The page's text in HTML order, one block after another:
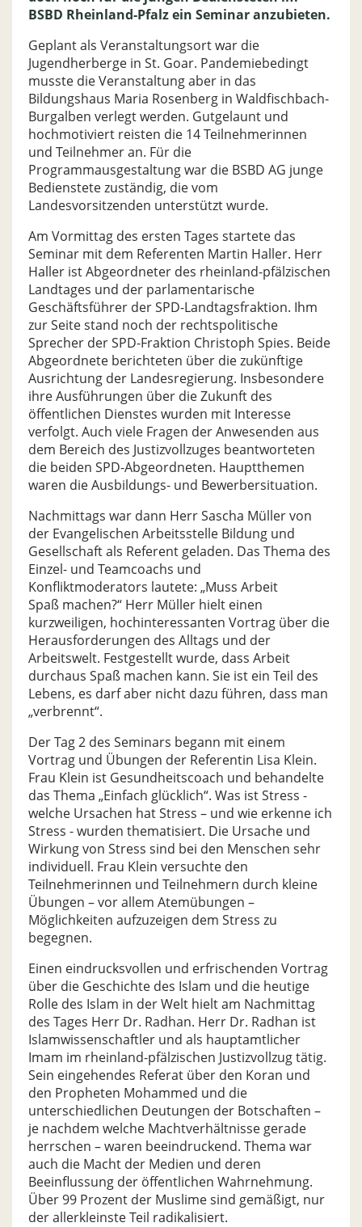
BSBD Rheinland-Pfalz ein Seminar anzubieten.
Geplant als Veranstaltungsort war die
Jugendherberge in St. Goar. Pandemiebedingt
musste die Veranstaltung aber in das
Bildungshaus Maria Rosenberg in Waldfischbach-
Burgalben verlegt werden. Gutgelaunt und
hochmotiviert reisten die 14 Teilnehmerinnen
und Teilnehmer an. Für die
Programmausgestaltung war die BSBD AG junge
Bedienstete zuständig, die vom
Landesvorsitzenden unterstützt wurde.
Am Vormittag des ersten Tages startete das
Seminar mit dem Referenten Martin Haller. Herr
Haller ist Abgeordneter des rheinland-pfälzischen
Landtages und der parlamentarische
Geschäftsführer der SPD-Landtagsfraktion. Ihm
zur Seite stand noch der rechtspolitische
Sprecher der SPD-Fraktion Christoph Spies. Beide
Abgeordnete berichteten über die zukünftige
Ausrichtung der Landesregierung. Insbesondere
ihre Ausführungen über die Zukunft des
öffentlichen Dienstes wurden mit Interesse
verfolgt. Auch viele Fragen der Anwesenden aus
dem Bereich des Justizvollzuges beantworteten
die beiden SPD-Abgeordneten. Hauptthemen
waren die Ausbildungs- und Bewerbersituation.
Nachmittags war dann Herr Sascha Müller von
der Evangelischen Arbeitsstelle Bildung und
Gesellschaft als Referent geladen. Das Thema des
Einzel- und Teamcoachs und
Konfliktmoderators lautete: „Muss Arbeit
Spaß machen?“ Herr Müller hielt einen
kurzweiligen, hochinteressanten Vortrag über die
Herausforderungen des Alltags und der
Arbeitswelt. Festgestellt wurde, dass Arbeit
durchaus Spaß machen kann. Sie ist ein Teil des
Lebens, es darf aber nicht dazu führen, dass man
„verbrennt“.
Der Tag 2 des Seminars begann mit einem
Vortrag und Übungen der Referentin Lisa Klein.
Frau Klein ist Gesundheitscoach und behandelte
das Thema „Einfach glücklich“. Was ist Stress -
welche Ursachen hat Stress – und wie erkenne ich
Stress - wurden thematisiert. Die Ursache und
Wirkung von Stress sind bei den Menschen sehr
individuell. Frau Klein versuchte den
Teilnehmerinnen und Teilnehmern durch kleine
Übungen – vor allem Atemübungen –
Möglichkeiten aufzuzeigen dem Stress zu
begegnen.
Einen eindrucksvollen und erfrischenden Vortrag
über die Geschichte des Islam und die heutige
Rolle des Islam in der Welt hielt am Nachmittag
des Tages Herr Dr. Radhan. Herr Dr. Radhan ist
Islamwissenschaftler und als hauptamtlicher
Imam im rheinland-pfälzischen Justizvollzug tätig.
Sein eingehendes Referat über den Koran und
den Propheten Mohammed und die
unterschiedlichen Deutungen der Botschaften –
je nachdem welche Machtverhältnisse gerade
herrschen – waren beeindruckend. Thema war
auch die Macht der Medien und deren
Beeinflussung der öffentlichen Wahrnehmung.
Über 99 Prozent der Muslime sind gemäßigt, nur
der allerkleinste Teil radikalisiert.